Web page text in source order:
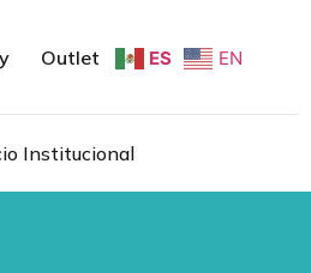
Outlet ES EN
Institucional